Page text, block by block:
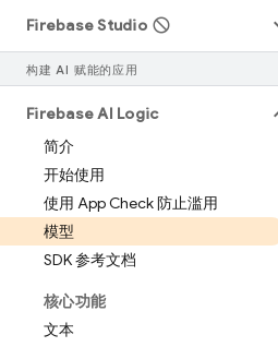
Firebase Studio
构建 AI 赋能的应用
Firebase AI Logic
简介
开始使用
使用 App Check 防止滥用
模型
SDK 参考文档
核心功能
文本